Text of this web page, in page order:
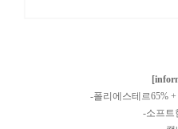
-폴리에스테르65%
-소프트